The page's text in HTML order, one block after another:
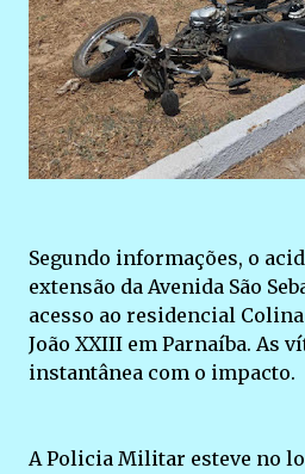
Segundo informações, o
extensão da Avenida São
acesso ao residencial
João XXIII em Parnaíba. As
instantânea com o impacto.
A Policia Militar esteve no